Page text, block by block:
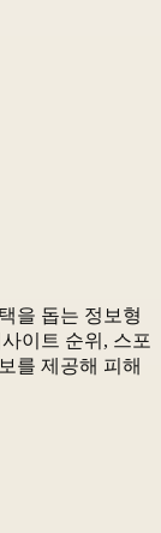
을 돕는 정보형
이트 순위, 스포
를 제공해 피해